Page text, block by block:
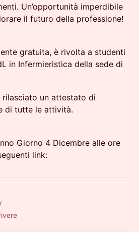
Un’opportunità imperdibile
il futuro della professione!
gratuita, è rivolta a studenti
in Infermieristica della sede di
un attestato di
di tutte le attività.
Giorno 4 Dicembre alle ore
link: